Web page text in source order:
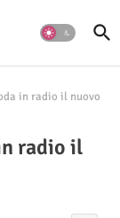
in radio il nuovo
radio il